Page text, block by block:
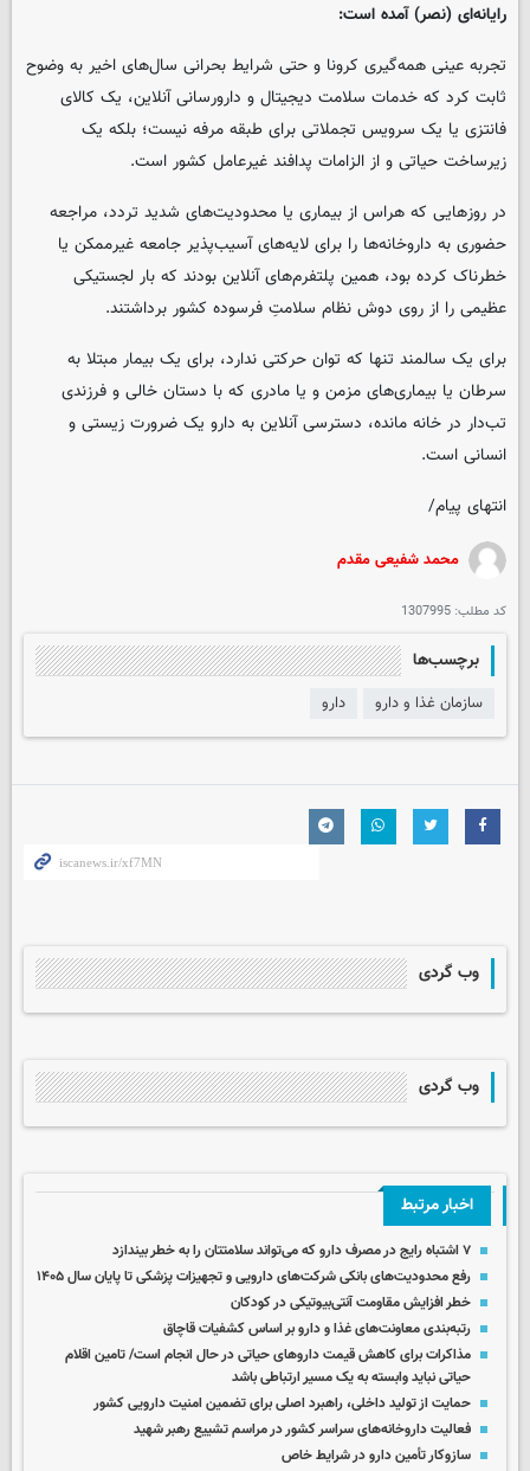
رایانه‌ای (نصر) آمده است:
تجربه عینی همه‌گیری کرونا و حتی شرایط بحرانی سال‌های اخیر به وضوح
ثابت کرد که خدمات سلامت دیجیتال و دارورسانی آنلاین، یک کالای
فانتزی یا یک سرویس تجملاتی برای طبقه مرفه نیست؛ بلکه یک
زیرساخت حیاتی و از الزامات پدافند غیرعامل کشور است.
در روزهایی که هراس از بیماری یا محدودیت‌های شدید تردد، مراجعه
حضوری به داروخانه‌ها را برای لایه‌های آسیب‌پذیر جامعه غیرممکن یا
خطرناک کرده بود، همین پلتفرم‌های آنلاین بودند که بار لجستیکی
عظیمی را از روی دوش نظام سلامتِ فرسوده کشور برداشتند.
برای یک سالمند تنها که توان حرکتی ندارد، برای یک بیمار مبتلا به
سرطان یا بیماری‌های مزمن و یا مادری که با دستان خالی و فرزندی
تب‌دار در خانه مانده، دسترسی آنلاین به دارو یک ضرورت زیستی و
انسانی است.
انتهای پیام/
محمد شفیعی مقدم
کد مطلب: 1307995
برچسب‌ها
سازمان غذا و دارو دارو
وب گردی
وب گردی
اخبار مرتبط
۷ اشتباه رایج در مصرف دارو که می‌تواند سلامتتان را به خطر بیندازد
رفع محدودیت‌های بانکی شرکت‌های دارویی و تجهیزات پزشکی تا پایان سال ۱۴۰۵
خطر افزایش مقاومت آنتی‌بیوتیکی در کودکان
رتبه‌بندی معاونت‌های غذا و دارو بر اساس کشفیات قاچاق
مذاکرات برای کاهش قیمت داروهای حیاتی در حال انجام است/ تامین اقلام
حیاتی نباید وابسته به یک مسیر ارتباطی باشد
حمایت از تولید داخلی، راهبرد اصلی برای تضمین امنیت دارویی کشور
فعالیت داروخانه‌های سراسر کشور در مراسم تشییع رهبر شهید
سازوکار تأمین دارو در شرایط خاص